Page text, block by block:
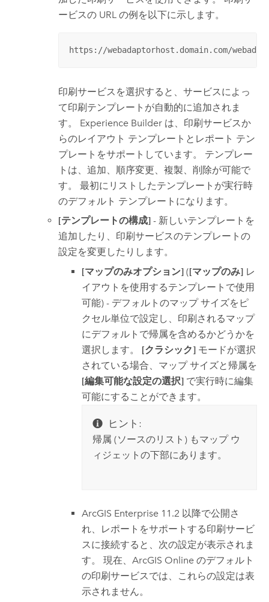
ービスの URL の例を以下に示します。
https://webadaptorhost.domain.com/
印刷サービスを選択すると、サービスによっ
て印刷テンプレートが自動的に追加されま
す。 Experience Builder は、印刷サービスか
らのレイアウト テンプレートとレポート テン
プレートをサポートしています。 テンプレー
トは、追加、順序変更、複製、削除が可能で
す。 最初にリストしたテンプレートが実行時
のデフォルト テンプレートになります。
[テンプレートの構成] - 新しいテンプレートを
追加したり、印刷サービスのテンプレートの
設定を変更したりします。
[マップのみオプション]([マップのみ]レ
イアウトを使用するテンプレートで使用
可能) - デフォルトのマップ サイズをピ
クセル単位で設定し、印刷されるマップ
にデフォルトで帰属を含めるかどうかを
選択します。 [クラシック]モードが選択
されている場合、マップ サイズと帰属を
[編集可能な設定の選択]で実行時に編集
可能にすることができます。
ヒント:
帰属 (ソースのリスト) もマップ ウ
ィジェットの下部にあります。
ArcGIS Enterprise11.2 以降で公開さ
れ、レポートをサポートする印刷サービ
スに接続すると、次の設定が表示されま
す。 現在、 ArcGIS Onlineのデフォルト
の印刷サービスでは、これらの設定は表
示されません。